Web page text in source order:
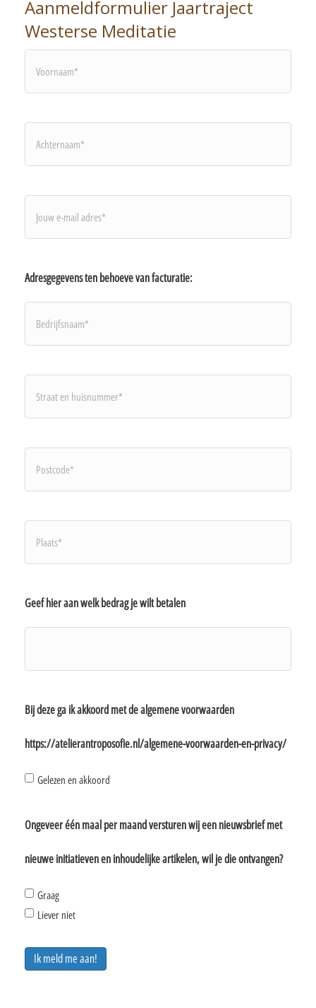
Aanmeldformulier Jaartraject
Westerse Meditatie
e-
mail
adres*
Adresgegevens ten behoeve van facturatie:
en
huisnummer*
*
Geef hier aan welk bedrag je wilt betalen
Bij deze ga ik akkoord met de algemene voorwaarden
https://atelierantroposofie.nl/algemene-voorwaarden-en-privacy/
Gelezen en akkoord
Ongeveer één maal per maand versturen wij een nieuwsbrief met
nieuwe initiatieven en inhoudelijke artikelen, wil je die ontvangen?
Graag
Liever niet
Ik meld me aan!